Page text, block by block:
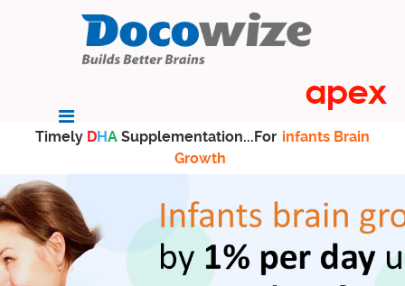
Timely DHA Supplementation...For infants Brain
Growth